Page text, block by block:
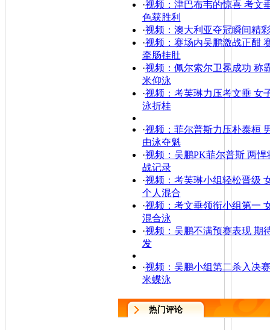
·视频：津巴布韦的惊喜 考文
色获胜利
·视频：澳大利亚夺冠瞬间精
·视频：赛场内吴鹏激战正酣
牵肠挂肚
·视频：佩尔索尔卫冕成功 称
米仰泳
·视频：考芙琳力压考文垂 女
泳折桂
·视频：菲尔普斯力压朴泰桓
由泳夺魁
·视频：吴鹏PK菲尔普斯 两悍
战记录
·视频：考芙琳小组轻松晋级
个人混合
·视频：考文垂领衔小组第一
混合泳
·视频：吴鹏不满预赛表现 期
发
·视频：吴鹏小组第二杀入决
米蝶泳
热门评论